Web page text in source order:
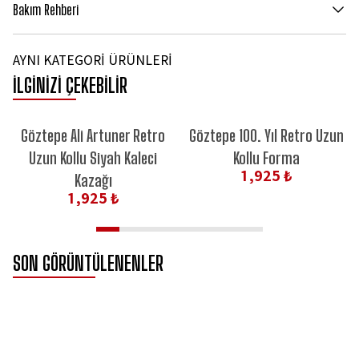
Bakım Rehberi
AYNI KATEGORİ ÜRÜNLERİ
İLGİNİZİ ÇEKEBİLİR
Göztepe Ali Artuner Retro
Uzun Kollu Siyah Kaleci
Kazağı
1,925 ₺
Göztepe 100. Yıl Retro Uzun
Kollu Forma
1,925 ₺
SON GÖRÜNTÜLENENLER